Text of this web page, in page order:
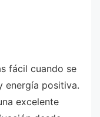
fácil cuando se
energía positiva.
excelente